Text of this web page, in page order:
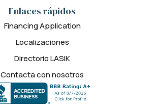
Enlaces rápidos
Financing Application
Localizaciones
Directorio LASIK
Contacta con nosotros